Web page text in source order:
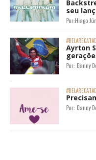
seu
Por:Hiago
Ayrton
Por: Danny
Por: Danny